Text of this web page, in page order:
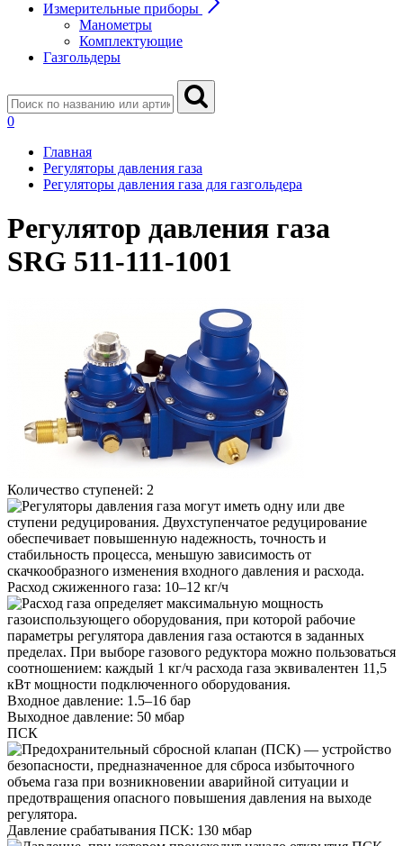
Измерительные приборы
Манометры
Комплектующие
Газгольдеры
0
Главная
Регуляторы давления газа
Регуляторы давления газа для газгольдера
Регулятор давления газа
SRG 511-111-1001
Количество ступеней: 2
Расход сжиженного газа: 10–12 кг/ч
Входное давление: 1.5–16 бар
Выходное давление: 50 мбар
ПСК
Давление срабатывания ПСК: 130 мбар